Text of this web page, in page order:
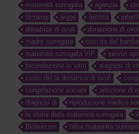
maternità surrogata agenzia
Ucraina
legge fertilità
donatrice di ovuli
donazione di
madre surrogata
nascita del
maternità surrogata VIP
servizi
fecondazione in vitro
diagnosi di
costo del la donatrice di ovuli
congelazione sociale
adozione di
diagnosi di
riproduzione medico
la storia della maternità surrogata
Biotexcom
falsa maternità